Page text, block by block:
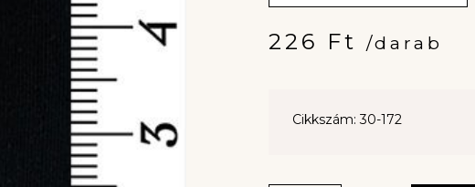
226 Ft /darab
Cikkszám: 30-172